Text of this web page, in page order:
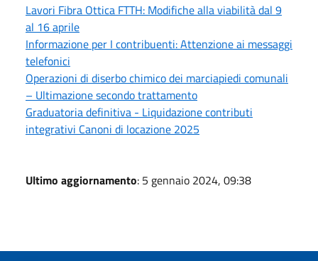
Lavori Fibra Ottica FTTH: Modifiche alla viabilità dal 9
al 16 aprile
Informazione per I contribuenti: Attenzione ai messaggi
telefonici
Operazioni di diserbo chimico dei marciapiedi comunali
– Ultimazione secondo trattamento
Graduatoria definitiva - Liquidazione contributi
integrativi Canoni di locazione 2025
Ultimo aggiornamento: 5 gennaio 2024, 09:38